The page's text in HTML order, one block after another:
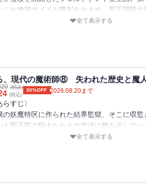
章 覚醒の予兆と・古き縁
章 そして闇は動き出す
いるカエル型魔族によって課せられた課題
瞬間、新山小春が行方不明となります。そし
結、次巻からは第二部が始まります。
を楽しむ乙葉浩介たちですが、やはり魔術
生活することなどできないもので。どうして
き込まれたり、無理難題を押し付けられたり
ん。
では、第六巻でお会い・・・・・・よし、任
は一変し、鏡刻界からの侵略軍は撤退を余
・・・・・・。
界のネット通販『カナン魔導商会】を駆使し
侵攻をも退ける現代の魔術師たちの、熱い
さい。
やく取り戻した高校生活ですが、彼らを取
にか地球サイドが勝利をおさめ、聖王国騎
は日本政府により囚われてしまう。
、取引が始まる前に騎士団は逃走、再び国
と、彼らは第二次侵攻作戦の開始を待ちつつ
や、乙葉たちは異世界へと飛んでいった級友
開始、無事に彼を地球へと帰還すると同時に
と集結しつつあることを知る。
全て表示する
、現代の魔術師⑧ 失われた歴史と魔
(税込)
(税込)
30%OFF 2026.08.20まで
らすじ〉
の妖魔特区に作られた結界監獄、そこに収
ト聖王国の騎士たちとの交渉は難を示してい
なことにすべての交渉は完全に決裂し、彼ら
するものの、そこから逃走を開始。
全て表示する